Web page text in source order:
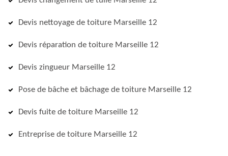
Devis nettoyage de toiture Marseille 12
Devis réparation de toiture Marseille 12
Devis zingueur Marseille 12
Pose de bâche et bâchage de toiture Marseille 12
Devis fuite de toiture Marseille 12
Entreprise de toiture Marseille 12